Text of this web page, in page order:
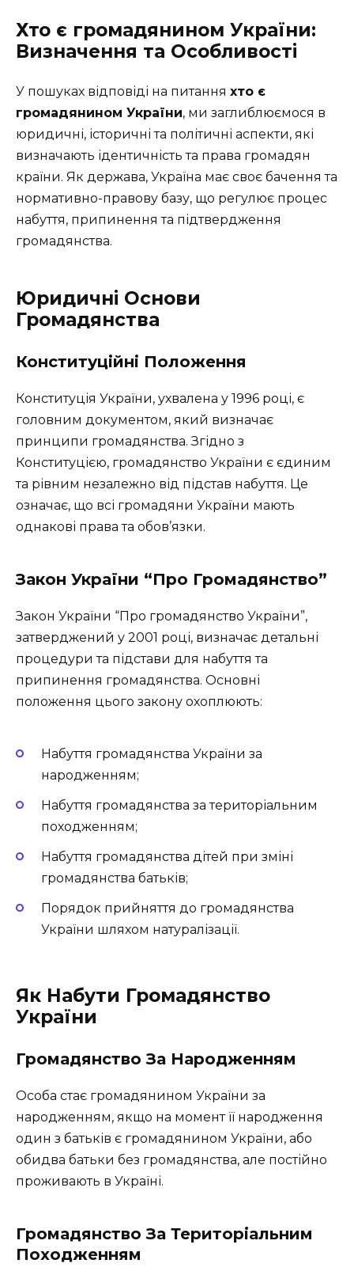
Хто є громадянином України:
Визначення та Особливості
У пошуках відповіді на питання хто є
громадянином України, ми заглиблюємося в
юридичні, історичні та політичні аспекти, які
визначають ідентичність та права громадян
країни. Як держава, Україна має своє бачення та
нормативно-правову базу, що регулює процес
набуття, припинення та підтвердження
громадянства.
Юридичні Основи
Громадянства
Конституційні Положення
Конституція України, ухвалена у 1996 році, є
головним документом, який визначає
принципи громадянства. Згідно з
Конституцією, громадянство України є єдиним
та рівним незалежно від підстав набуття. Це
означає, що всі громадяни України мають
однакові права та обов’язки.
Закон України “Про Громадянство”
Закон України “Про громадянство України”,
затверджений у 2001 році, визначає детальні
процедури та підстави для набуття та
припинення громадянства. Основні
положення цього закону охоплюють:
Набуття громадянства України за
народженням;
Набуття громадянства за територіальним
походженням;
Набуття громадянства дітей при зміні
громадянства батьків;
Порядок прийняття до громадянства
України шляхом натуралізації.
Як Набути Громадянство
України
Громадянство За Народженням
Особа стає громадянином України за
народженням, якщо на момент її народження
один з батьків є громадянином України, або
обидва батьки без громадянства, але постійно
проживають в Україні.
Громадянство За Територіальним
Походженням